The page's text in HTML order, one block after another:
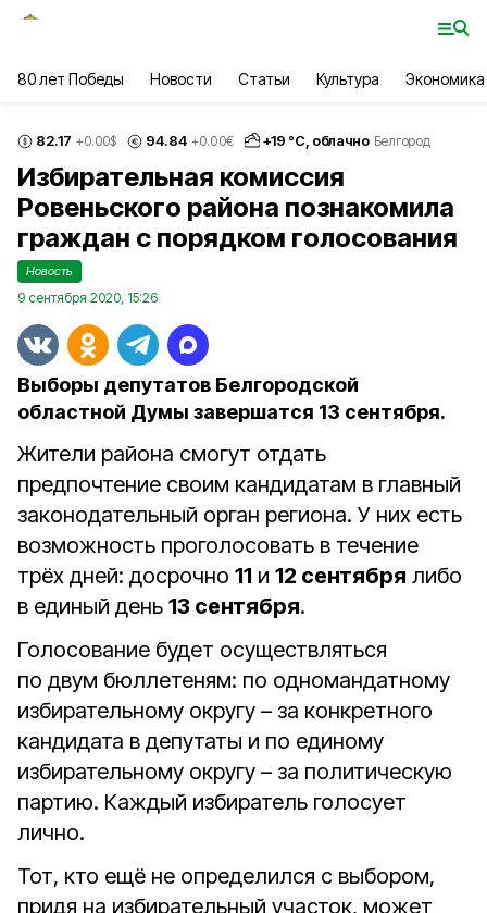
80 лет Победы Новости Статьи Культура Экономика
82.17 +0.00$ 94.84 +0.00€ +19 °С, облачно Белгород
Избирательная комиссия
Ровеньского района познакомила
граждан с порядком голосования
Новость
9 сентября 2020, 15:26
Выборы депутатов Белгородской
областной Думы завершатся 13 сентября.
Жители района смогут отдать
предпочтение своим кандидатам в главный
законодательный орган региона. У них есть
возможность проголосовать в течение
трёх дней: досрочно 11 и 12 сентября либо
в единый день 13 сентября.
Голосование будет осуществляться
по двум бюллетеням: по одномандатному
избирательному округу – за конкретного
кандидата в депутаты и по единому
избирательному округу – за политическую
партию. Каждый избиратель голосует
лично.
Тот, кто ещё не определился с выбором,
придя на избирательный участок, может